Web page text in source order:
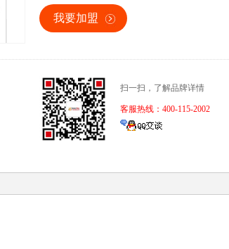
我要加盟
扫一扫，了解品牌详情
客服热线：400-115-2002